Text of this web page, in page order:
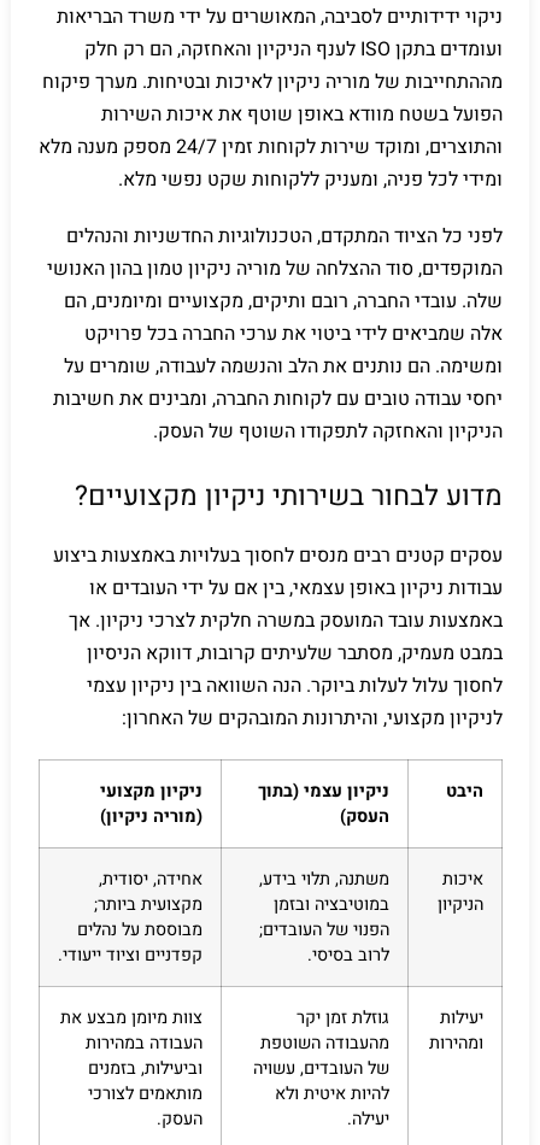
ניקוי ידידותיים לסביבה, המאושרים על ידי משרד הבריאות
ועומדים בתקן ISO לענף הניקיון והאחזקה, הם רק חלק
מההתחייבות של מוריה ניקיון לאיכות ובטיחות. מערך פיקוח
הפועל בשטח מוודא באופן שוטף את איכות השירות
והתוצרים, ומוקד שירות לקוחות זמין 24/7 מספק מענה מלא
ומידי לכל פניה, ומעניק ללקוחות שקט נפשי מלא.
לפני כל הציוד המתקדם, הטכנולוגיות החדשניות והנהלים
המוקפדים, סוד ההצלחה של מוריה ניקיון טמון בהון האנושי
שלה. עובדי החברה, רובם ותיקים, מקצועיים ומיומנים, הם
אלה שמביאים לידי ביטוי את ערכי החברה בכל פרויקט
ומשימה. הם נותנים את הלב והנשמה לעבודה, שומרים על
יחסי עבודה טובים עם לקוחות החברה, ומבינים את חשיבות
הניקיון והאחזקה לתפקודו השוטף של העסק.
מדוע לבחור בשירותי ניקיון מקצועיים?
עסקים קטנים רבים מנסים לחסוך בעלויות באמצעות ביצוע
עבודות ניקיון באופן עצמאי, בין אם על ידי העובדים או
באמצעות עובד המועסק במשרה חלקית לצרכי ניקיון. אך
במבט מעמיק, מסתבר שלעיתים קרובות, דווקא הניסיון
לחסוך עלול לעלות ביוקר. הנה השוואה בין ניקיון עצמי
לניקיון מקצועי, והיתרונות המובהקים של האחרון:
היבט
ניקיון עצמי (בתוך
העסק)
ניקיון מקצועי
(מוריה ניקיון)
איכות
הניקיון
משתנה, תלוי בידע,
במוטיבציה ובזמן
הפנוי של העובדים;
לרוב בסיסי.
אחידה, יסודית,
מקצועית ביותר;
מבוססת על נהלים
קפדניים וציוד ייעודי.
יעילות
ומהירות
גוזלת זמן יקר
מהעבודה השוטפת
של העובדים, עשויה
להיות איטית ולא
יעילה.
צוות מיומן מבצע את
העבודה במהירות
וביעילות, בזמנים
מותאמים לצורכי
העסק.